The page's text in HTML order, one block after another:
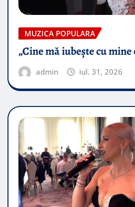
MUZICA POPULARA
„Cine mă iubește cu
admin iul. 31, 2026